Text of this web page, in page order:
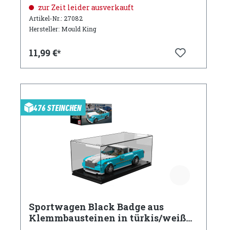
zur Zeit leider ausverkauft
Artikel-Nr.: 27082
Hersteller: Mould King
11,99 €*
476 STEINCHEN
Sportwagen Black Badge aus
Klemmbausteinen in türkis/weiß